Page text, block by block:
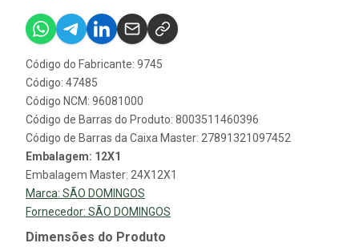
Código do Fabricante: 9745
Código: 47485
Código NCM: 96081000
Código de Barras do Produto: 8003511460396
Código de Barras da Caixa Master: 27891321097452
Embalagem: 12X1
Embalagem Master: 24X12X1
Marca: SÃO DOMINGOS
Fornecedor: SÃO DOMINGOS
Dimensões do Produto